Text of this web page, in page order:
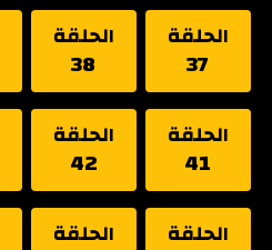
الحلقة
37
الحلقة
38
الحلقة
41
الحلقة
42
الحلقة الحلقة